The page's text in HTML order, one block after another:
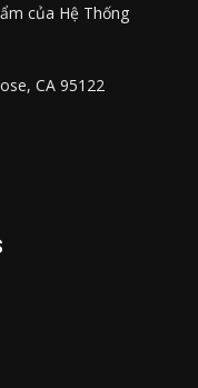
của Hệ Thống
CA 95122